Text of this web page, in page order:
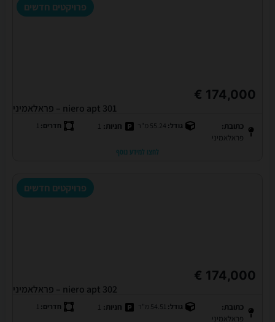
פרויקטים חדשים
174,000 €
niero apt 301 – פראלאמיני
כתובת:
פראלאמיני
גודל:55.24 מ"ר חניות:1 חדרים: 1
לחצו למידע נוסף
פרויקטים חדשים
174,000 €
niero apt 302 – פראלאמיני
כתובת:
פראלאמיני
גודל:54.51 מ"ר חניות:1 חדרים: 1